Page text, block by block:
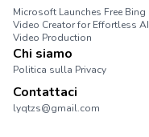
Microsoft Launches Free Bing
Video Creator for Effortless AI
Video Production
Chi siamo
Politica sulla Privacy
Contattaci
lyqtzs@gmail.com